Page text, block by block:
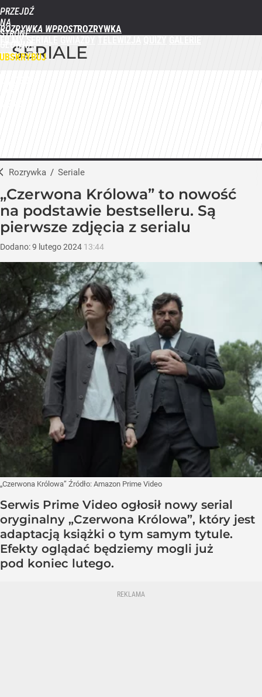
PRZEJDŹ
NA
STRONĘ
GŁÓWNĄ
WPROST.PL
ROZRYWKA WPROST
SERIALE
Rozrywka / Seriale
„Czerwona Królowa” to nowość
na podstawie bestselleru. Są
pierwsze zdjęcia z serialu
Dodano:9 lutego2024 13:44
„Czerwona Królowa” Źródło: Amazon Prime Video
Serwis Prime Video ogłosił nowy serial
oryginalny „Czerwona Królowa”, który jest
adaptacją książki o tym samym tytule.
Efekty oglądać będziemy mogli już
pod koniec lutego.